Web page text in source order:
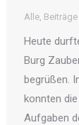
Alle Beiträge
Heute
Burg
begrüßen.
konnten
Aufgaben